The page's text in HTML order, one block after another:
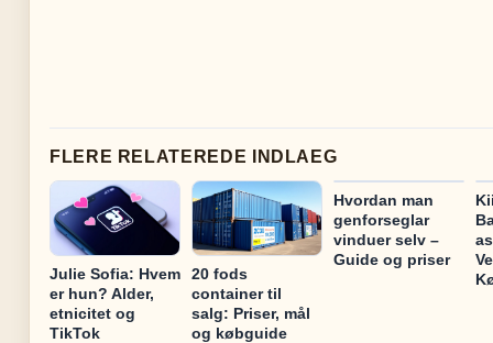
FLERE RELATEREDE INDLAEG
Julie Sofia: Hvem
er hun? Alder,
etnicitet og
TikTok
20 fods
container til
salg: Priser, mål
og købguide
Hvordan man
genforseglar
vinduer selv –
Guide og priser